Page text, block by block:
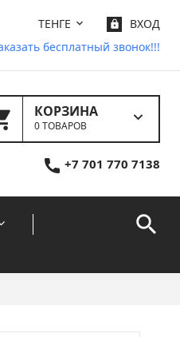
ВХОД
ТЕНГЕ
бесплатный звонок!!!
КОРЗИНА
0 ТОВАРОВ
+7 701 770 7138